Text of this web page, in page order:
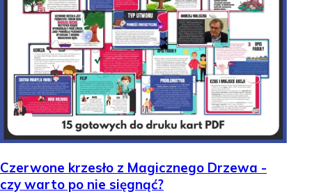
Czerwone krzesło z Magicznego Drzewa -
czy warto po nie sięgnąć?